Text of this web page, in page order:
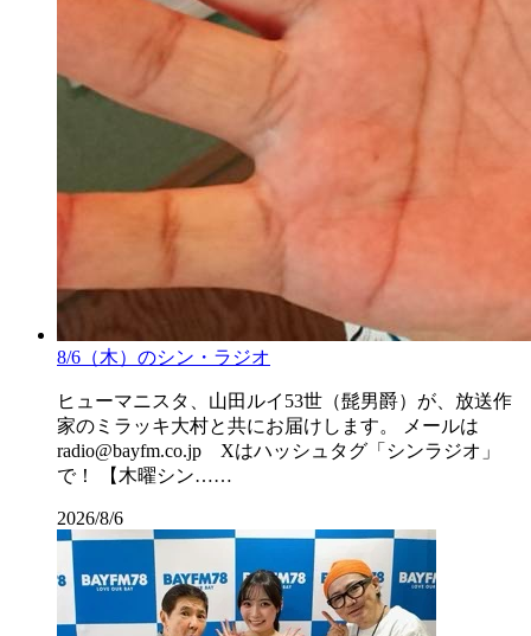
8/6（木）のシン・ラジオ
ヒューマニスタ、山田ルイ53世（髭男爵）が、放送作
家のミラッキ大村と共にお届けします。 メールは
radio@bayfm.co.jp Xはハッシュタグ「シンラジオ」
で！ 【木曜シン……
2026/8/6